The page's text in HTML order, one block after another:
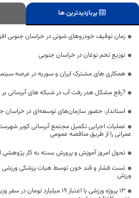
پربازدیدترین ها
زمان توقیف خودروهای شوتی در خراسان جنوبی
توزیع تخم نوغان در خراسان جنوبی
همکاری های مشترک ایران و سوریه در عرصه
?رفع مشکل هدر رفت آب در شبکه های آبرسانی بر
استاندار: حضور سازمان‌های توسعه‌ای در
عملیات اجرایی تکمیل مجتمع آبرسانی کویر
عمرانی را از طریق مناقصه عمومی
تحول امروز آموزش و پرورش بسته به کار
تست فشار و قند خون توسط هیات پزشکی ورزشی
ورزش
۱۳ پروژه ورزشی با اعتبار ۱۹